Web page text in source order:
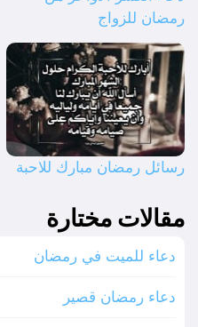
رمضان للزواج
رسائل رمضان مبارك للاحبة
مقالات مختارة
دعاء للميت في رمضان
دعاء رمضان قصير